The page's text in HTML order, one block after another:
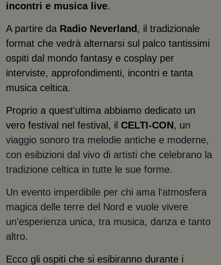
incontri e musica live.
A partire da Radio Neverland , il tradizionale
format che vedrà alternarsi sul palco tantissimi
ospiti dal mondo fantasy e cosplay per
interviste, approfondimenti, incontri e tanta
musica celtica.
Proprio a quest'ultima abbiamo dedicato un
vero festival nel festival, il CELTI-CON, un
viaggio sonoro tra melodie antiche e moderne,
con esibizioni dal vivo di artisti che celebrano la
tradizione celtica in tutte le sue forme.
Un evento imperdibile per chi ama l'atmosfera
magica delle terre del Nord e vuole vivere
un'esperienza unica, tra musica, danza e tanto
altro.
Ecco gli ospiti che si esibiranno durante i